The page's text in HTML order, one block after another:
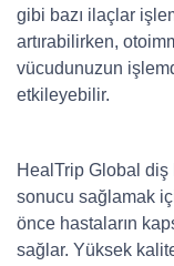
gibi bazı ilaçlar
artırabilirken,
vücudunuzun
etkileyebilir.
HealTrip Global
sonucu sağlamak
önce hastaların
sağlar. Yüksek